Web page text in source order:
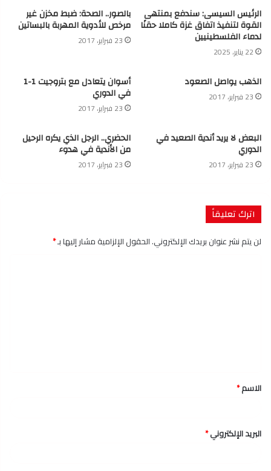
الرئيس السيسى: سندفع بمنتهى
القوة لتنفيذ اتفاق غزة كاملا حقنًا
لدماء الفلسطينيين
22 يناير، 2025
بالصور.. الصحة: ضبط مخزن غير
مرخص للأدوية المهربة بالبساتين
23 فبراير، 2017
الذهب يواصل الصعود
23 فبراير، 2017
أسوان يتعادل مع بتروجيت 1-1
في الدوري
23 فبراير، 2017
البعض لا يريد أندية الصعيد في
الدوري
23 فبراير، 2017
الحضري.. الرجل الذي يكره الرحيل
من الأندية في هدوء
23 فبراير، 2017
اترك تعليقاً
لن يتم نشر عنوان بريدك الإلكتروني.الحقول الإلزامية مشار إليها بـ*
*
الاسم*
البريد الإلكتروني*